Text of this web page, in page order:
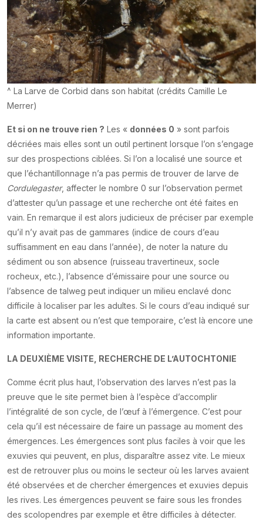
^ La Larve de Corbid dans son habitat (crédits Camille Le
Merrer)
Et si on ne trouve rien ? Les « données 0 » sont parfois
décriées mais elles sont un outil pertinent lorsque l’on s’engage
sur des prospections ciblées. Si l’on a localisé une source et
que l’échantillonnage n’a pas permis de trouver de larve de
Cordulegaster, affecter le nombre 0 sur l’observation permet
d’attester qu’un passage et une recherche ont été faites en
vain. En remarque il est alors judicieux de préciser par exemple
qu’il n’y avait pas de gammares (indice de cours d’eau
suffisamment en eau dans l’année), de noter la nature du
sédiment ou son absence (ruisseau travertineux, socle
rocheux, etc.), l’absence d’émissaire pour une source ou
l’absence de talweg peut indiquer un milieu enclavé donc
difficile à localiser par les adultes. Si le cours d’eau indiqué sur
la carte est absent ou n’est que temporaire, c’est là encore une
information importante.
LA DEUXIÈME VISITE, RECHERCHE DE L’AUTOCHTONIE
Comme écrit plus haut, l’observation des larves n’est pas la
preuve que le site permet bien à l’espèce d’accomplir
l’intégralité de son cycle, de l’œuf à l’émergence. C’est pour
cela qu’il est nécessaire de faire un passage au moment des
émergences. Les émergences sont plus faciles à voir que les
exuvies qui peuvent, en plus, disparaître assez vite. Le mieux
est de retrouver plus ou moins le secteur où les larves avaient
été observées et de chercher émergences et exuvies depuis
les rives. Les émergences peuvent se faire sous les frondes
des scolopendres par exemple et être difficiles à détecter.